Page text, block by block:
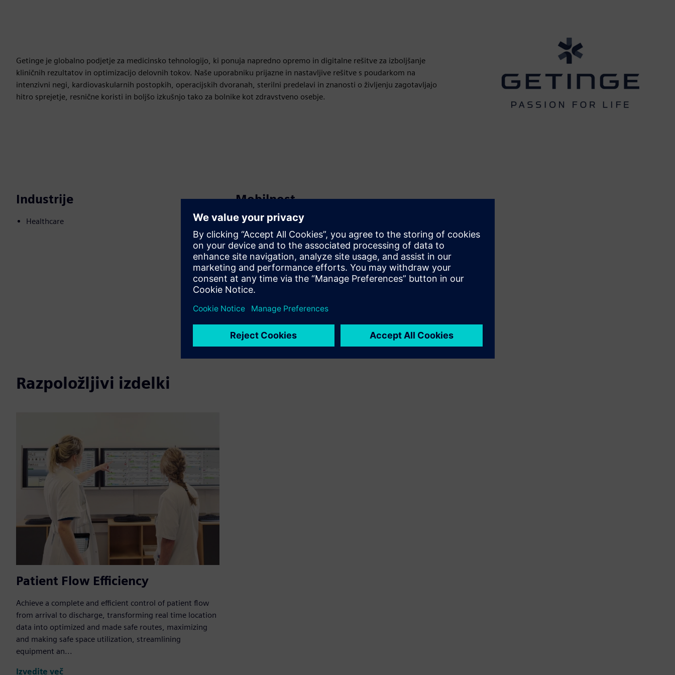
Getinge je globalno podjetje za medicinsko tehnologijo, ki ponuja napredno opremo in digitalne rešitve za izboljšanje
kliničnih rezultatov in optimizacijo delovnih tokov. Naše uporabniku prijazne in nastavljive rešitve s poudarkom na
intenzivni negi, kardiovaskularnih postopkih, operacijskih dvoranah, sterilni predelavi in znanosti o življenju zagotavljajo
hitro sprejetje, resnične koristi in boljšo izkušnjo tako za bolnike kot zdravstveno osebje.
Industrije
Healthcare
Mobilnost
Build
Razširi ali gradi na izdelku/rešitvi s programom Siemens
Xcelerator z ustvarjanjem novega izdelka ali ustvarjanja
nove rešitve za stranke z integracijo izdelka Siemens
Xcelerator in lastnega izdelka
Sell
Preprodajaj/soprodaja SW in digitalno podprto HW na
Razpoložljivi izdelki
Patient Flow Efficiency
Achieve a complete and efficient control of patient flow
from arrival to discharge, transforming real time location
data into optimized and made safe routes, maximizing
and making safe space utilization, streamlining
equipment an...
Izvedite več